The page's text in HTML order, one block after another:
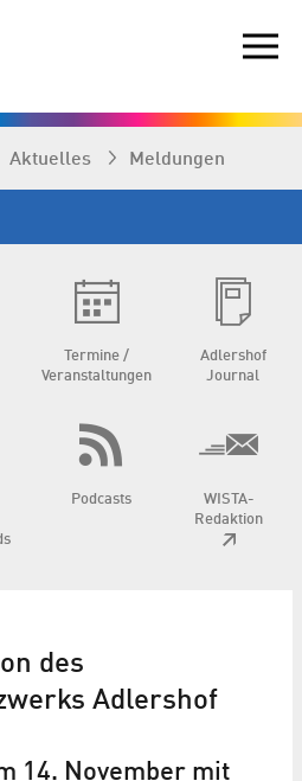
Aktuelles Meldungen
Termine /
Veranstaltungen
Adlershof
Journal
Podcasts
WISTA-
Redaktion
des
Adlershof
14. November mit